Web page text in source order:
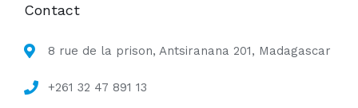
Contact
8 rue de la prison, Antsiranana 201, Madagascar
+261 32 47 891 13